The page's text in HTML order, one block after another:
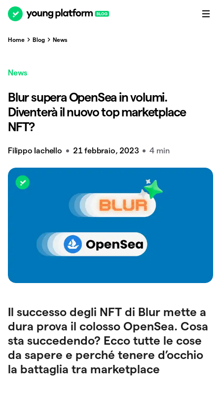
Home Blog News
News
Blur supera OpenSea in volumi.
Diventerà il nuovo top marketplace
NFT?
Filippo Iachello 21 febbraio, 2023 4 min
Il successo degli NFT di Blur mette a
dura prova il colosso OpenSea. Cosa
sta succedendo? Ecco tutte le cose
da sapere e perché tenere d’occhio
la battaglia tra marketplace